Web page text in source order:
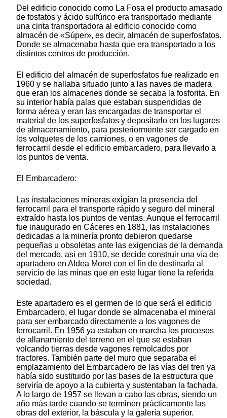
Del edificio conocido como La Fosa el producto amasado
de fosfatos y ácido sulfúrico era transportado mediante
una cinta transportadora al edificio conocido como
almacén de «Súper», es decir, almacén de superfosfatos.
Donde se almacenaba hasta que era transportado a los
distintos centros de producción.
El edificio del almacén de superfosfatos fue realizado en
1960 y se hallaba situado junto a las naves de madera
que eran los almacenes donde se secaba la fosforita. En
su interior había palas que estaban suspendidas de
forma aérea y eran las encargadas de transportar el
material de los superfosfatos y depositarlo en los lugares
de almacenamiento, para posteriormente ser cargado en
los volquetes de los camiones, o en vagones de
ferrocarril desde el edificio embarcadero, para llevarlo a
los puntos de venta.
El Embarcadero:
Las instalaciones mineras exigían la presencia del
ferrocarril para el transporte rápido y seguro del mineral
extraído hasta los puntos de ventas. Aunque el ferrocarril
fue inaugurado en Cáceres en 1881, las instalaciones
dedicadas a la minería pronto debieron quedarse
pequeñas u obsoletas ante las exigencias de la demanda
del mercado, así en 1910, se decide construir una vía de
apartadero en Aldea Moret con el fin de destinarla al
servicio de las minas que en este lugar tiene la referida
sociedad.
Este apartadero es el germen de lo que será el edificio
Embarcadero, el lugar donde se almacenaba el mineral
para ser embarcado directamente a los vagones de
ferrocarril. En 1956 ya estaban en marcha los procesos
de allanamiento del terreno en el que se estaban
volcando tierras desde vagones remolcados por
tractores. También parte del muro que separaba el
emplazamiento del Embarcadero de las vías del tren ya
había sido sustituido por las bases de la estructura que
serviría de apoyo a la cubierta y sustentaban la fachada.
A lo largo de 1957 se llevan a cabo las obras, siendo un
año más tarde cuando se terminen prácticamente las
obras del exterior, la báscula y la galería superior.